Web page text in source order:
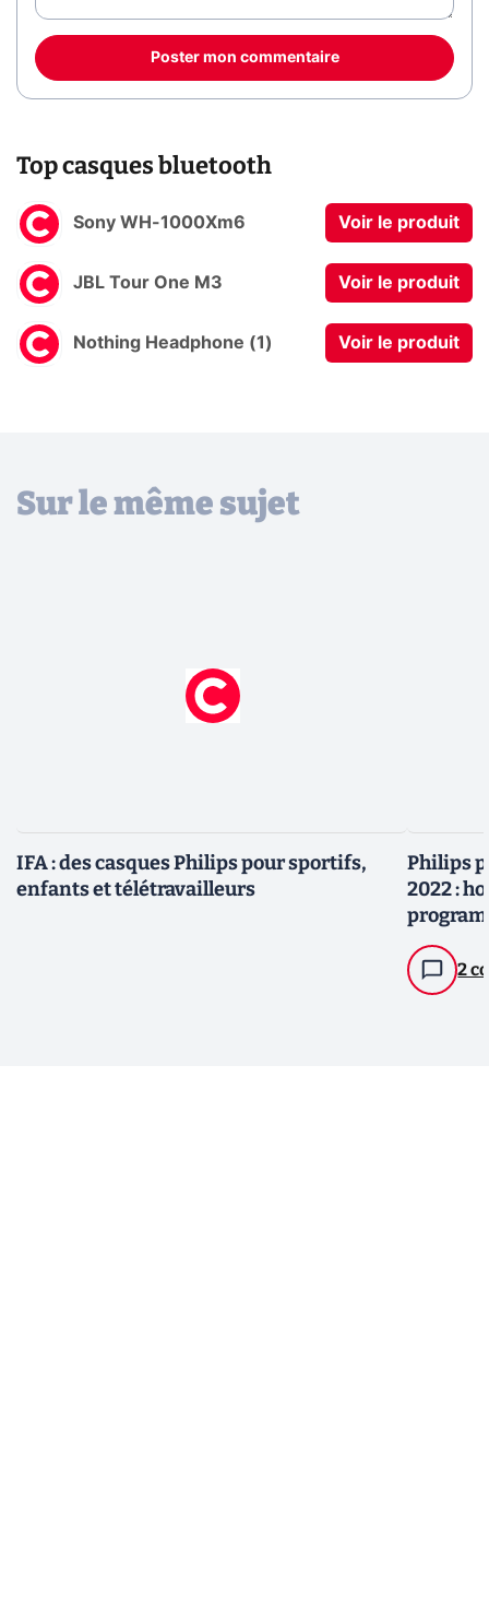
Poster mon commentaire
Top casques bluetooth
Sony WH-1000Xm6 Voir le produit
JBL Tour One M3 Voir le produit
Nothing Headphone (1) Voir le produit
Sur le même sujet
IFA : des casques Philips pour sportifs,
enfants et télétravailleurs
Philips
2022 :
2